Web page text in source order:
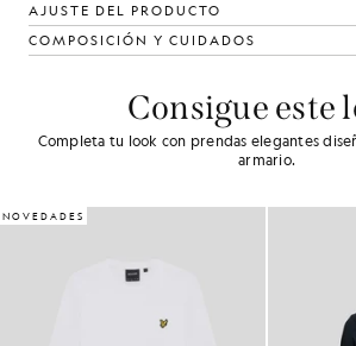
AJUSTE DEL PRODUCTO
COMPOSICIÓN Y CUIDADOS
Consigue este
Completa tu look con prendas elegantes
armario.
NOVEDADES